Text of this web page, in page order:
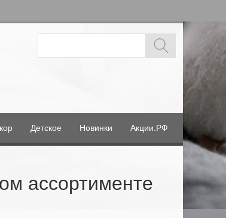
Детское Новинки Акции.РФ
ассортименте